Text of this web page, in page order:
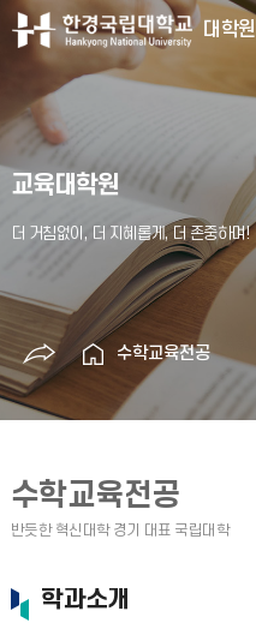
대학원
교육대학원
수학교육전공
수학교육전공
학과소개